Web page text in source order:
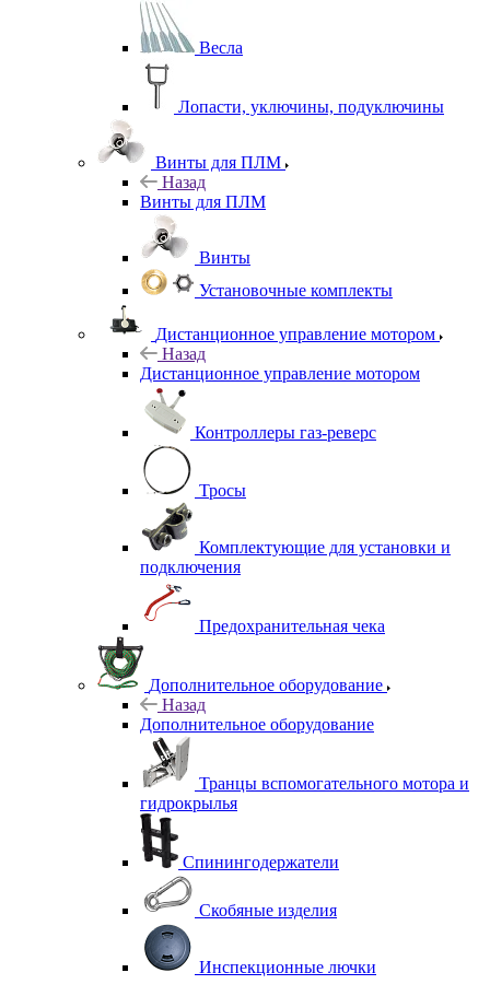
Весла
Лопасти, уключины, подуключины
Винты для ПЛМ
Назад
Винты для ПЛМ
Винты
Установочные комплекты
Дистанционное управление мотором
Назад
Дистанционное управление мотором
Контроллеры газ-реверс
Тросы
Комплектующие для установки и
подключения
Предохранительная чека
Дополнительное оборудование
Назад
Дополнительное оборудование
Транцы вспомогательного мотора и
гидрокрылья
Спинингодержатели
Скобяные изделия
Инспекционные лючки